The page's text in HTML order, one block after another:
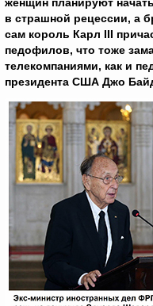
в страшной рецессии, а
сам король Карл III
педофилов, что тоже
телекомпаниями, как и
президента США Джо